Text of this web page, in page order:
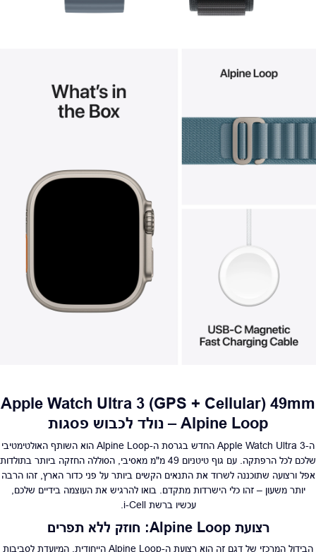
Apple Watch Ultra 3 (GPS + Cellular) 49mm
Alpine Loop – נולד לכבוש פסגות
ה-Apple Watch Ultra 3 החדש בגרסת ה-Alpine Loop הוא השותף האולטימטיבי
שלכם לכל הרפתקה. עם גוף טיטניום 49 מ"מ מאסיבי, הסוללה החזקה ביותר בתולדות
אפל ורצועה שתוכננה לשרוד את התנאים הקשים ביותר על פני כדור הארץ, זהו הרבה
יותר משעון – זהו כלי הישרדות מתקדם. בואו להרגיש את העוצמה בידיים שלכם,
עכשיו ברשת i-Cell.
רצועת Alpine Loop: חוזק ללא תפרים
הבידול המרכזי של דגם זה הוא רצועת ה-Alpine Loop הייחודית, המיועדת לסביבות